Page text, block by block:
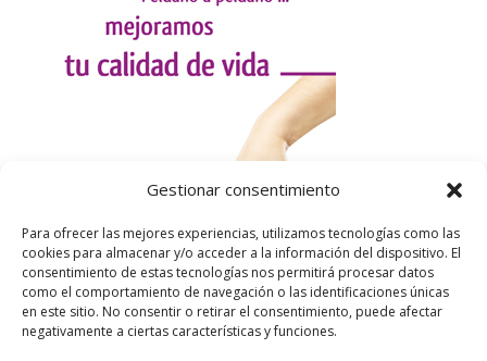
Gestionar consentimiento
Para ofrecer las mejores experiencias, utilizamos tecnologías como las
cookies para almacenar y/o acceder a la información del dispositivo. El
consentimiento de estas tecnologías nos permitirá procesar datos
como el comportamiento de navegación o las identificaciones únicas
en este sitio. No consentir o retirar el consentimiento, puede afectar
negativamente a ciertas características y funciones.